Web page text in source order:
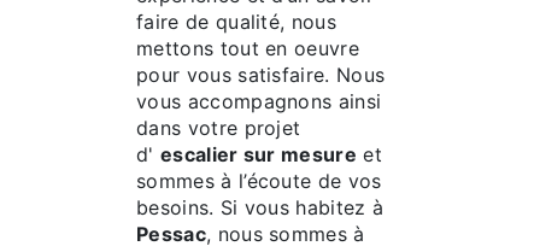
faire de qualité, nous
mettons tout en oeuvre
pour vous satisfaire. Nous
vous accompagnons ainsi
dans votre projet
d' escalier sur mesure et
sommes à l’écoute de vos
besoins. Si vous habitez à
Pessac, nous sommes à